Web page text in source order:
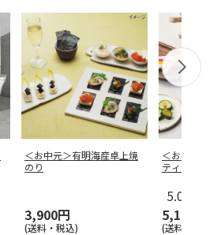
＜お中元＞有明海産卓上焼
のり
3,900円
(送料・税込)
＜お中元＞
ティ海苔詰
5.0
5,150円
(送料・税込)